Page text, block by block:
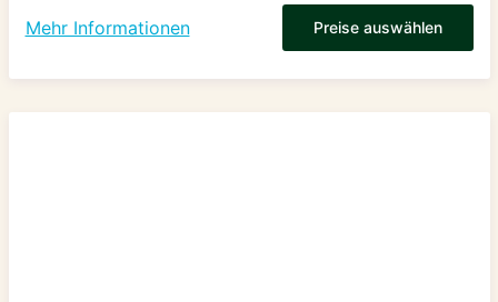
Mehr Informationen Preise auswählen